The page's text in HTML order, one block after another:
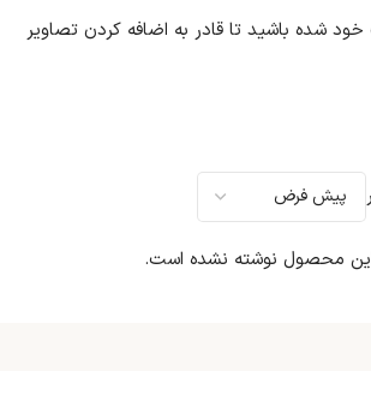
محصول نوشته نشده است.
شده باشید تا قادر به اضافه کردن تصاویر